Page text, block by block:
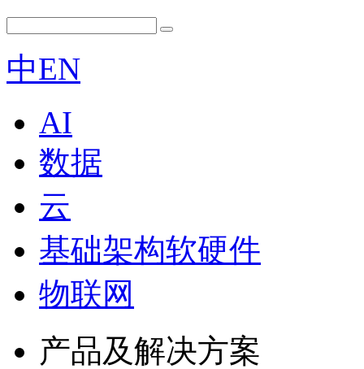
中EN
AI
数据
云
基础架构软硬件
物联网
产品及解决方案